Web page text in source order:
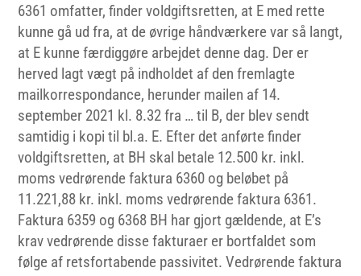
6361 omfatter, finder voldgiftsretten, at E med rette
kunne gå ud fra, at de øvrige håndværkere var så langt,
at E kunne færdiggøre arbejdet denne dag. Der er
herved lagt vægt på indholdet af den fremlagte
mailkorrespondance, herunder mailen af 14.
september 2021 kl. 8.32 fra … til B, der blev sendt
samtidig i kopi til bl.a. E. Efter det anførte finder
voldgiftsretten, at BH skal betale 12.500 kr. inkl.
moms vedrørende faktura 6360 og beløbet på
11.221,88 kr. inkl. moms vedrørende faktura 6361.
Faktura 6359 og 6368 BH har gjort gældende, at E’s
krav vedrørende disse fakturaer er bortfaldet som
følge af retsfortabende passivitet. Vedrørende faktura